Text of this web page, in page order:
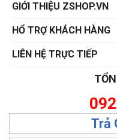
GIỚI THIỆU ZSHOP.VN
HỔ TRỢ KHÁCH HÀNG
LIÊN HỆ TRỰC TIẾP
Trả